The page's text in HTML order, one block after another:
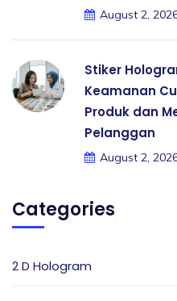
August 2,
Stiker
Keamanan
Produk dan
Pelanggan
August 2,
Categories
2 D Hologram